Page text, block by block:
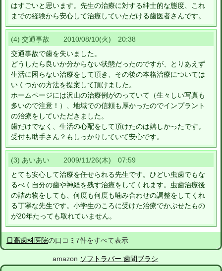
はすごいと思います。先生の治療に対する紳士的な態度、これ
までの経験から安心して治療していただける歯医者さんです。
(4) 交通事故 2010/08/10(火) 20:38
交通事故で歯を失いました。
どうしたら良いか分からない状態だったのですが、とりあえず
生活に困らない治療をして頂き、その後の本格治療については
いくつかの方法を提案して頂けました。
ホームページには沢山の治療例がのっていて（生々しい写真も
多いので注意！）、地域での信頼も厚かったのでインプラント
の治療をしていただきました。
歯だけでなく、生活の心配をして頂けたのは嬉しかったです。
受付も助手さん？もしっかりしていて安心です。
(3) あいあい 2009/11/26(木) 07:59
とても安心して治療を任せられる先生です。ひどい虫歯でもな
るべく自分の歯や神経を残す治療をしてくれます。虫歯治療後
の詰め物をしても、何度も何度も噛み合わせの調整をしてくれ
る丁寧な先生です。小学生のころに受けた治療でかぶせたもの
が20年たっても取れていません。
日高歯科医院の口コミ7件をすべて表示
amazon ソフトラバー 歯間ブラシ